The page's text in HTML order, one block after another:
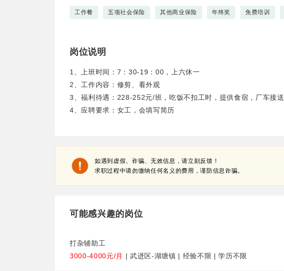
工作餐 五项社会保险 其他商业保险 年终奖 免费培训
岗位说明
1、上班时间：7：30-19：00，上六休一
2、工作内容：修剪、看外观
3、福利待遇：228-252元/班，吃饭不扣工时，提供食宿，厂车接送
4、应聘要求：女工，会填写简历
如遇到虚假、诈骗、无效信息，请立刻反馈！
求职过程中请勿缴纳任何名义的费用，谨防信息诈骗。
可能感兴趣的岗位
打杂辅助工
3000-4000元/月 | 武进区-湖塘镇 | 经验不限 | 学历不限